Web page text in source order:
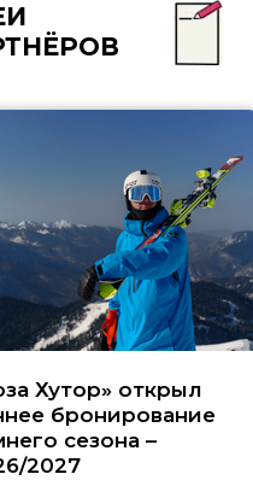
Хутор» открыл
бронирование
сезона –
2027